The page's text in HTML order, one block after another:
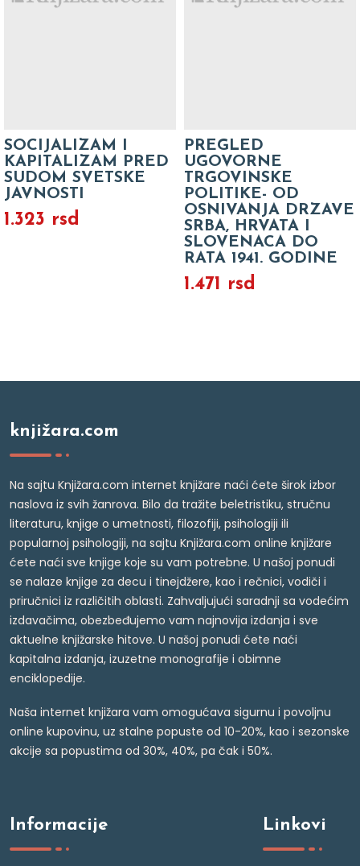
SOCIJALIZAM I
KAPITALIZAM PRED
SUDOM SVETSKE
JAVNOSTI
1.323 rsd
PREGLED
UGOVORNE
TRGOVINSKE
POLITIKE- OD
OSNIVANJA DRZAVE
SRBA, HRVATA I
SLOVENACA DO
RATA 1941. GODINE
1.471 rsd
knjižara.com
Na sajtu Knjižara.com internet knjižare naći ćete širok izbor
naslova iz svih žanrova. Bilo da tražite beletristiku, stručnu
literaturu, knjige o umetnosti, filozofiji, psihologiji ili
popularnoj psihologiji, na sajtu Knjižara.com online knjižare
ćete naći sve knjige koje su vam potrebne. U našoj ponudi
se nalaze knjige za decu i tinejdžere, kao i rečnici, vodiči i
priručnici iz različitih oblasti. Zahvaljujući saradnji sa vodećim
izdavačima, obezbeđujemo vam najnovija izdanja i sve
aktuelne knjižarske hitove. U našoj ponudi ćete naći
kapitalna izdanja, izuzetne monografije i obimne
enciklopedije.
Naša internet knjižara vam omogućava sigurnu i povoljnu
online kupovinu, uz stalne popuste od 10-20%, kao i sezonske
akcije sa popustima od 30%, 40%, pa čak i 50%.
Informacije Linkovi